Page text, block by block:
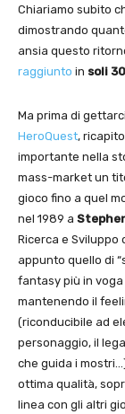
Chiariamo subito
dimostrando
ansia questo
raggiunto in soli
Ma prima di
HeroQuest,
importante nella
mass-market un
gioco fino a quel
nel 1989 a
Ricerca e Sviluppo
appunto quello di
fantasy più in
mantenendo il
(riconducibile ad
personaggio, il
che guida i
ottima qualità,
linea con gli altri